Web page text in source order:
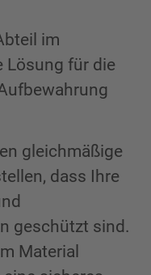
im
Lösung für die
gleichmäßige
dass Ihre
geschützt sind.
Material